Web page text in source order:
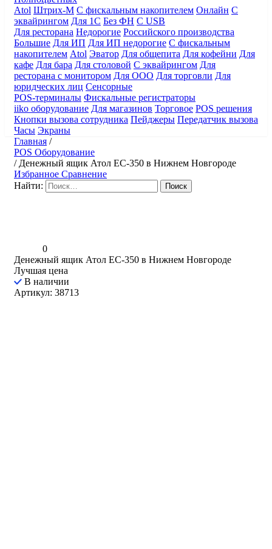
Atol Штрих-М С фискальным накопителем Онлайн С
эквайрингом Для 1С Без ФН С USB
Для ресторана Недорогие Российского производства
Большие Для ИП Для ИП недорогие С фискальным
накопителем Atol Эватор Для общепита Для кофейни Для
кафе Для бара Для столовой С эквайрингом Для
ресторана с монитором Для ООО Для торговли Для
юридческих лиц Сенсорные
POS-терминалы Фискальные регистраторы
iiko оборудование Для магазинов Торговое POS решения
Кнопки вызова сотрудника Пейджеры Передатчик вызова
Часы Экраны
Главная /
POS Оборудование
/ Денежный ящик Атол EC-350 в Нижнем Новгороде
Избранное Сравнение
Найти:
0
Денежный ящик Атол EC-350 в Нижнем Новгороде
Лучшая цена
В наличии
Артикул: 38713